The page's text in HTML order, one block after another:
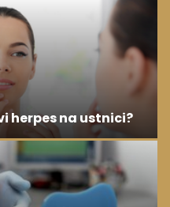
herpes na ustnici?